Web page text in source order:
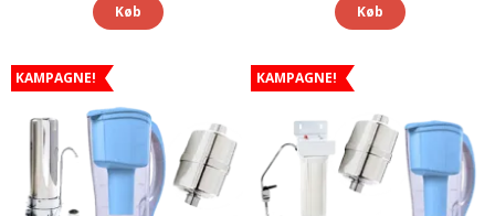
Køb Køb
KAMPAGNE! KAMPAGNE!